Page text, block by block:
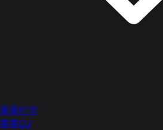
墨墨打字
墨墨OJ